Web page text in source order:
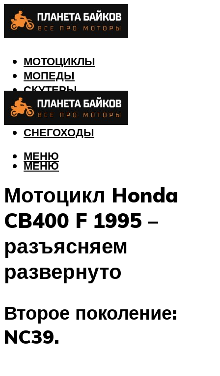
МОТОЦИКЛЫ
МОПЕДЫ
СКУТЕРЫ
КВАДРОЦИКЛЫ
ЛОДКИ
СНЕГОХОДЫ
МЕНЮ
МЕНЮ
Мотоцикл Honda
CB400 F 1995 –
разъясняем
развернуто
Второе поколение:
NC39.